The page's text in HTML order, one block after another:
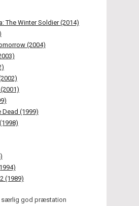
The Winter Soldier (2014)
(2004)
Dead (1999)
(1989)
særlig god præstation